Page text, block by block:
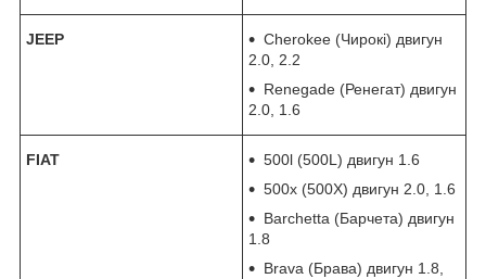
JEEP
Cherokee (Чирокі) двигун
2.0, 2.2
Renegade (Ренегат) двигун
2.0, 1.6
FIAT
500l (500L) двигун 1.6
500x (500X) двигун 2.0, 1.6
Barchetta (Барчета) двигун
1.8
Brava (Брава) двигун 1.8,